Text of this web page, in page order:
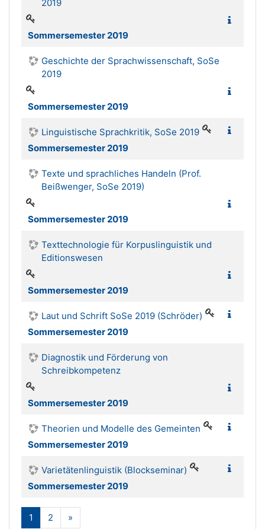
2019
Sommersemester 2019
Geschichte der Sprachwissenschaft, SoSe
2019
Sommersemester 2019
Linguistische Sprachkritik, SoSe 2019
Sommersemester 2019
Texte und sprachliches Handeln (Prof.
Beißwenger, SoSe 2019)
Sommersemester 2019
Texttechnologie für Korpuslinguistik und
Editionswesen
Sommersemester 2019
Laut und Schrift SoSe 2019 (Schröder)
Sommersemester 2019
Diagnostik und Förderung von
Schreibkompetenz
Sommersemester 2019
Theorien und Modelle des Gemeinten
Sommersemester 2019
Varietätenlinguistik (Blockseminar)
Sommersemester 2019
1 (actual)
2 »